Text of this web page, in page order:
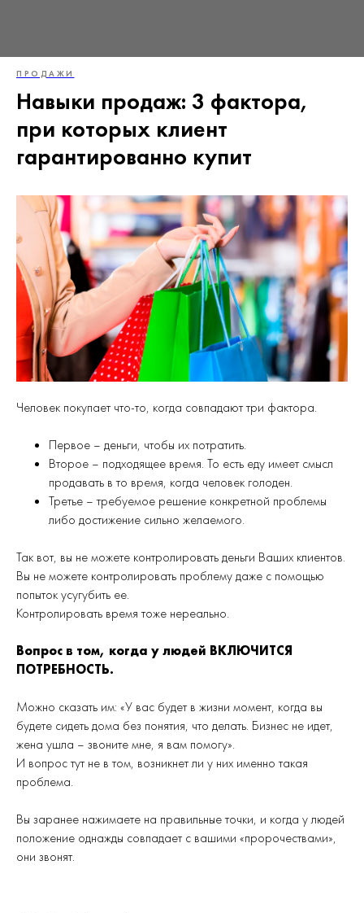
ПРОДАЖИ
Навыки продаж: 3 фактора,
при которых клиент
гарантированно купит
Человек покупает что-то, когда совпадают три фактора.
Первое – деньги, чтобы их потратить.
Второе – подходящее время. То есть еду имеет смысл
продавать в то время, когда человек голоден.
Третье – требуемое решение конкретной проблемы
либо достижение сильно желаемого.
Так вот, вы не можете контролировать деньги Ваших клиентов.
Вы не можете контролировать проблему даже с помощью
попыток усугубить ее.
Контролировать время тоже нереально.
Вопрос в том, когда у людей ВКЛЮЧИТСЯ
ПОТРЕБНОСТЬ.
Можно сказать им: «У вас будет в жизни момент, когда вы
будете сидеть дома без понятия, что делать. Бизнес не идет,
жена ушла – звоните мне, я вам помогу».
И вопрос тут не в том, возникнет ли у них именно такая
проблема.
Вы заранее нажимаете на правильные точки, и когда у людей
положение однажды совпадает с вашими «пророчествами»,
они звонят.